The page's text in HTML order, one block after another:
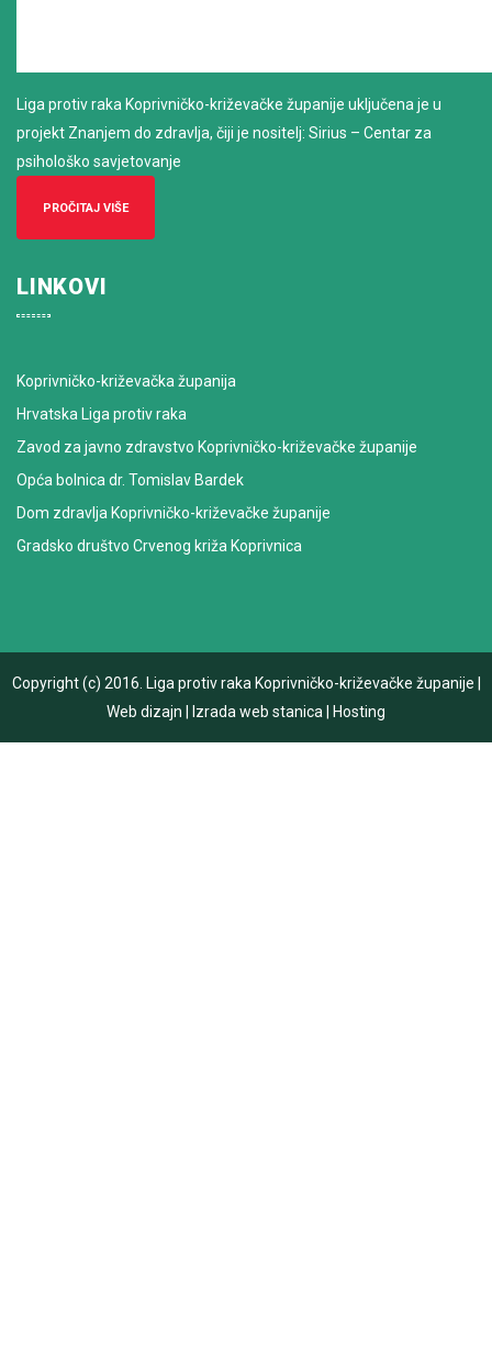
Liga protiv raka Koprivničko-križevačke županije uključena je u
projekt Znanjem do zdravlja, čiji je nositelj: Sirius – Centar za
psihološko savjetovanje
PROČITAJ VIŠE
LINKOVI
Koprivničko-križevačka županija
Hrvatska Liga protiv raka
Zavod za javno zdravstvo Koprivničko-križevačke županije
Opća bolnica dr. Tomislav Bardek
Dom zdravlja Koprivničko-križevačke županije
Gradsko društvo Crvenog križa Koprivnica
Copyright (c) 2016. Liga protiv raka Koprivničko-križevačke županije
Web dizajn
Izrada web stanica Hosting